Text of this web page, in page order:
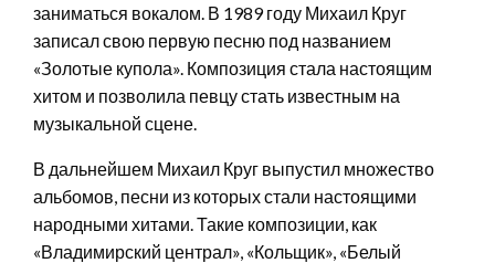
заниматься вокалом. В 1989 году Михаил Круг
записал свою первую песню под названием
«Золотые купола». Композиция стала настоящим
хитом и позволила певцу стать известным на
музыкальной сцене.
В дальнейшем Михаил Круг выпустил множество
альбомов, песни из которых стали настоящими
народными хитами. Такие композиции, как
«Владимирский централ», «Кольщик», «Белый